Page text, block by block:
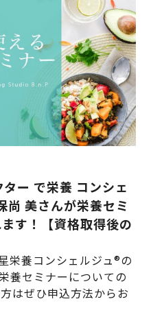
ー で栄養 コンシェ
尚 美さんが栄養セミ
す！【資格取得後の
栄養コンシェルジュ®の
養セミナーについての
はぜひ申込方法からお